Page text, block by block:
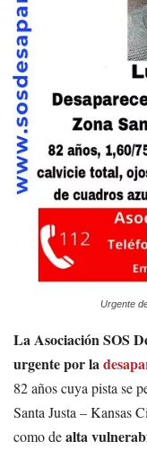
Urgente
La Asociación SOS
urgente por la
82 años cuya pista se
Santa Justa – Kansas
como dealta